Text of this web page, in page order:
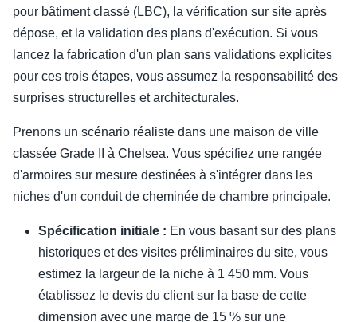
pour bâtiment classé (LBC), la vérification sur site après
dépose, et la validation des plans d'exécution. Si vous
lancez la fabrication d'un plan sans validations explicites
pour ces trois étapes, vous assumez la responsabilité des
surprises structurelles et architecturales.
Prenons un scénario réaliste dans une maison de ville
classée Grade II à Chelsea. Vous spécifiez une rangée
d'armoires sur mesure destinées à s'intégrer dans les
niches d'un conduit de cheminée de chambre principale.
Spécification initiale : En vous basant sur des plans
historiques et des visites préliminaires du site, vous
estimez la largeur de la niche à 1 450 mm. Vous
établissez le devis du client sur la base de cette
dimension avec une marge de 15 % sur une